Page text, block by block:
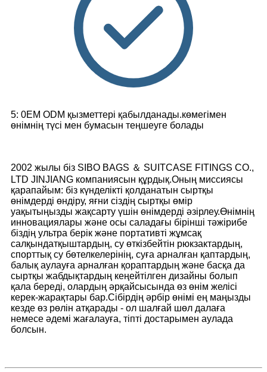
5: 0EM ODM қызметтері қабылданады.көмегімен
өнімнің түсі мен бумасын теңшеуге болады
2002 жылы біз SIBO BAGS ＆ SUITCASE FITINGS CO.,
LTD JINJIANG компаниясын құрдық.Оның миссиясы
қарапайым: біз күнделікті қолданатын сыртқы
өнімдерді өндіру, яғни сіздің сыртқы өмір
уақытыңызды жақсарту үшін өнімдерді әзірлеу.Өнімнің
инновациялары және осы саладағы бірінші тәжірибе
біздің ультра берік және портативті жұмсақ
салқындатқыштардың, су өткізбейтін рюкзактардың,
спорттық су бөтелкелерінің, суға арналған қаптардың,
балық аулауға арналған қораптардың және басқа да
сыртқы жабдықтардың кеңейтілген дизайны болып
қала береді, олардың әрқайсысында өз өнім желісі
керек-жарақтары бар.Сібірдің әрбір өнімі ең маңызды
кезде өз рөлін атқарады - ол шалғай шөл далаға
немесе әдемі жағалауға, тіпті достарымен аулада
болсын.